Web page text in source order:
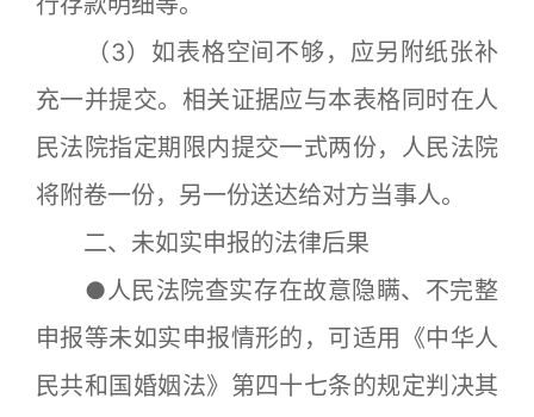
（3）如表格空间不够，应另附纸张补
充一并提交。相关证据应与本表格同时在人
民法院指定期限内提交一式两份，人民法院
将附卷一份，另一份送达给对方当事人。
二、未如实申报的法律后果
●人民法院查实存在故意隐瞒、不完整
申报等未如实申报情形的，可适用《中华人
民共和国婚姻法》第四十七条的规定判决其